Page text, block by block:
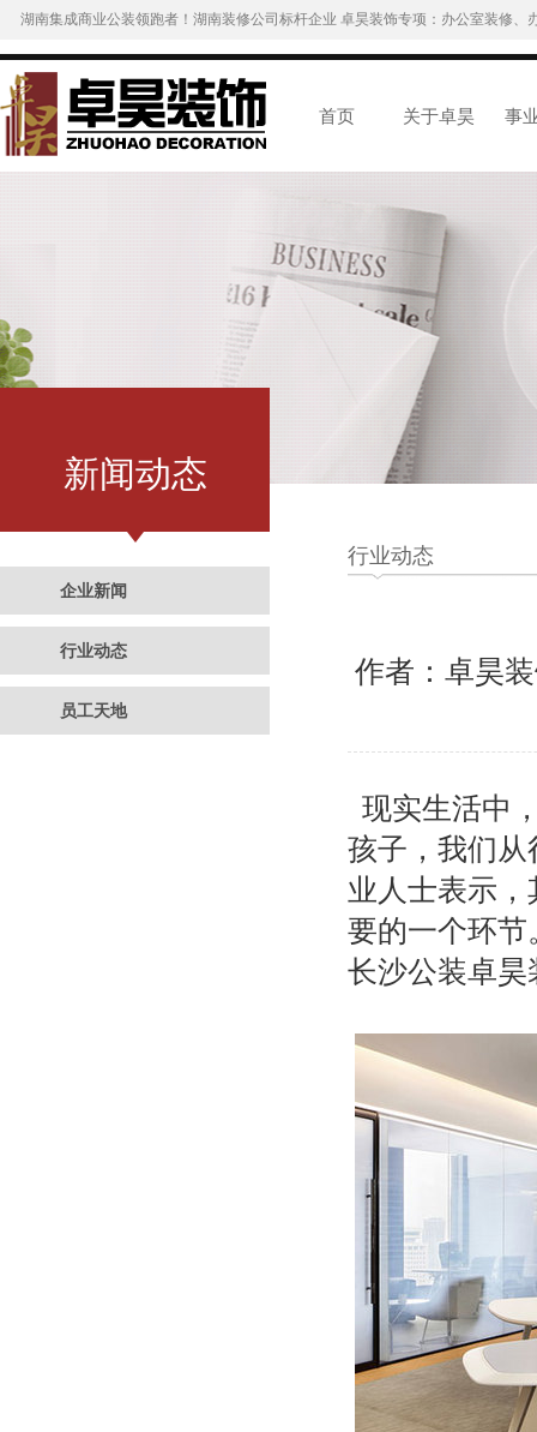
湖南集成商业公装领跑者！湖南装修公司标杆企业 卓昊装饰专项：办公室装修
首页 关于卓昊 事
新闻动态
企业新闻
行业动态
员工天地
行业动态
作者：卓昊
现实生活中
孩子，我们
业人士表示，
要的一个环
长沙公装卓